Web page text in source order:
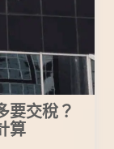
要交稅？
算